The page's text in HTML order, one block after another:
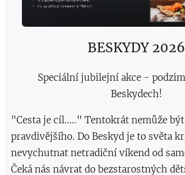
BESKYDY 2026
Speciální jubilejní akce -
Beskydech!
"Cesta je cíl....." Tentokrát nemůže
pravdivějšího. Do Beskyd je to světa
nevychutnat netradiční víkend od
Čeká nás návrat do bezstarostných